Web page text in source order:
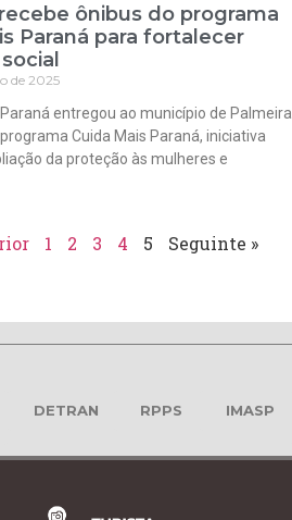
ônibus do programa
Paraná para fortalecer
de 2025
entregou ao município de Palmeira
Cuida Mais Paraná, iniciativa
da proteção às mulheres e
1 2 3 4 5 Seguinte »
DETRAN RPPS IMASP